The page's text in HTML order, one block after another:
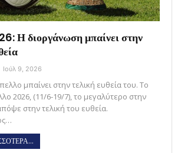
Η διοργάνωση μπαίνει στην
Ιούλ 9, 2026
μπαίνει στην τελική ευθεία του. Το
2026, (11/6-19/7), το μεγαλύτερο στην
στην τελική του ευθεία.